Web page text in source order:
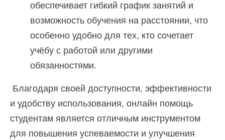
обеспечивает гибкий график занятий и
возможность обучения на расстоянии, что
особенно удобно для тех, кто сочетает
учёбу с работой или другими
обязанностями.
Благодаря своей доступности, эффективности
и удобству использования, онлайн помощь
студентам является отличным инструментом
для повышения успеваемости и улучшения